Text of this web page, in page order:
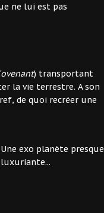
ne lui est pas
) transportant
la vie terrestre. A son
de quoi recréer une
exo planète presque